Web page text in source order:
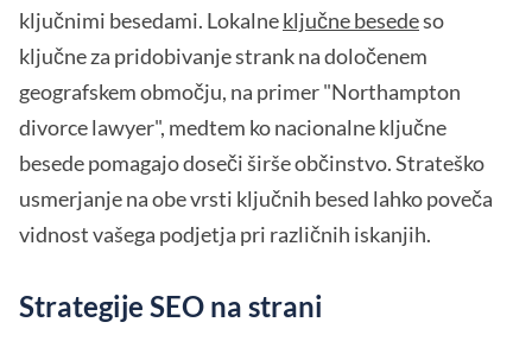
ključnimi besedami. Lokalneključne besedeso
ključne za pridobivanje strank na določenem
geografskem območju, na primer "Northampton
divorce lawyer", medtem ko nacionalne ključne
besede pomagajo doseči širše občinstvo. Strateško
usmerjanje na obe vrsti ključnih besed lahko poveča
vidnost vašega podjetja pri različnih iskanjih.
Strategije SEO na strani